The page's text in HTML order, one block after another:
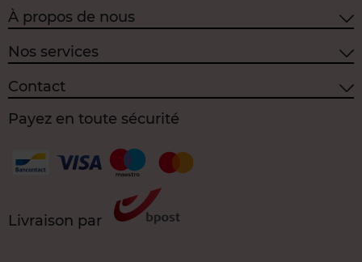
À propos de nous
Nos services
Contact
Payez en toute sécurité
Livraison par